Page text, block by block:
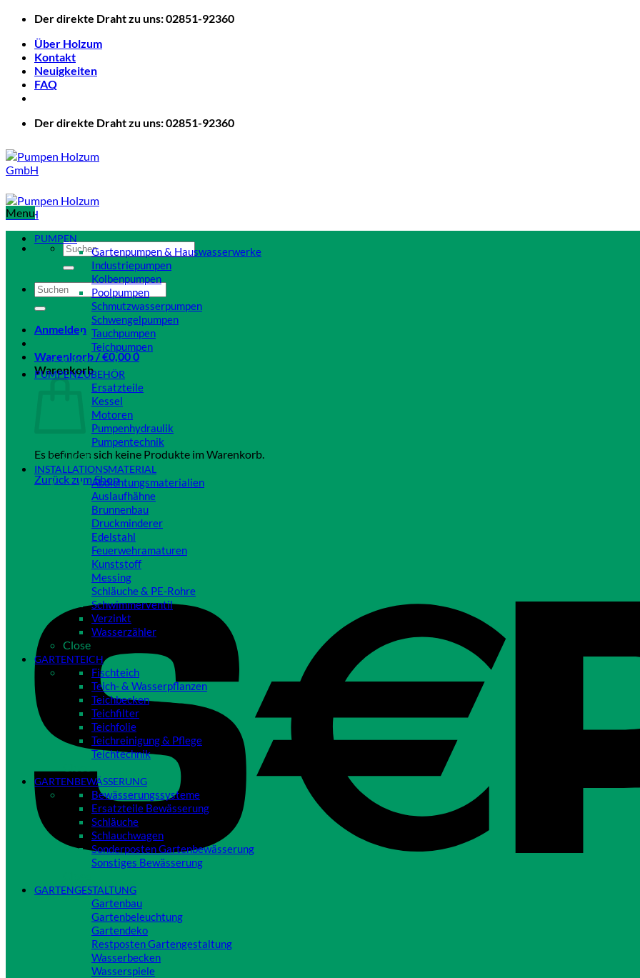
Zum
springen
Der direkte Draht zu uns: 02851-92360
Über Holzum
Kontakt
Neuigkeiten
FAQ
Der direkte Draht zu uns: 02851-92360
Suchen
nach:
Suchen
nach:
Anmelden
Warenkorb /€0,000
Warenkorb
Es befinden sich keine Produkte im Warenkorb.
Zurück zum Shop
Menu
PUMPEN
Gartenpumpen & Hauswasserwerke
Industriepumpen
Kolbenpumpen
Poolpumpen
Schmutzwasserpumpen
Schwengelpumpen
Tauchpumpen
Teichpumpen
Close
PUMPENZUBEHÖR
Ersatzteile
Kessel
Motoren
Pumpenhydraulik
Pumpentechnik
Close
INSTALLATIONSMATERIAL
Abdichtungsmaterialien
Auslaufhähne
Brunnenbau
Druckminderer
Edelstahl
Feuerwehramaturen
Kunststoff
Messing
Schläuche & PE-Rohre
Schwimmerventil
Verzinkt
Wasserzähler
Close
GARTENTEICH
Fischteich
Teich- & Wasserpflanzen
Teichbecken
Teichfilter
Teichfolie
Teichreinigung & Pflege
Teichtechnik
GARTENBEWÄSSERUNG
Bewässerungssysteme
Ersatzteile Bewässerung
Schläuche
Schlauchwagen
Sonderposten Gartenbewässerung
Sonstiges Bewässerung
GARTENGESTALTUNG
Gartenbau
Gartenbeleuchtung
Gartendeko
Restposten Gartengestaltung
Wasserbecken
Wasserspiele